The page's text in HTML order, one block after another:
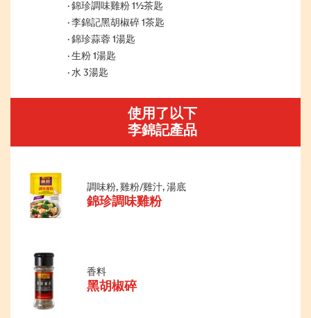
錦珍調味雞粉 1½茶匙
李錦記黑胡椒碎 1茶匙
錦珍蒜蓉 1湯匙
生粉 1湯匙
水 3湯匙
使用了以下
李錦記產品
調味粉, 雞粉/雞汁, 湯底
錦珍調味雞粉
香料
黑胡椒碎